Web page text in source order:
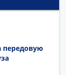
передовую